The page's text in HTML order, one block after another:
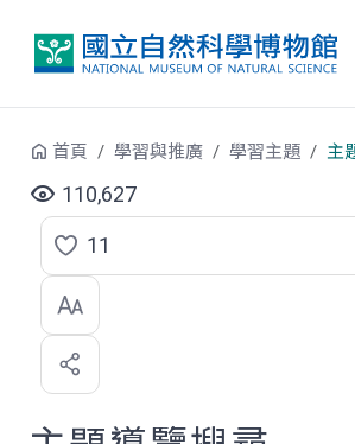
首頁 學習與推廣 學習主題 主
110,627
點
選
喜
歡
11